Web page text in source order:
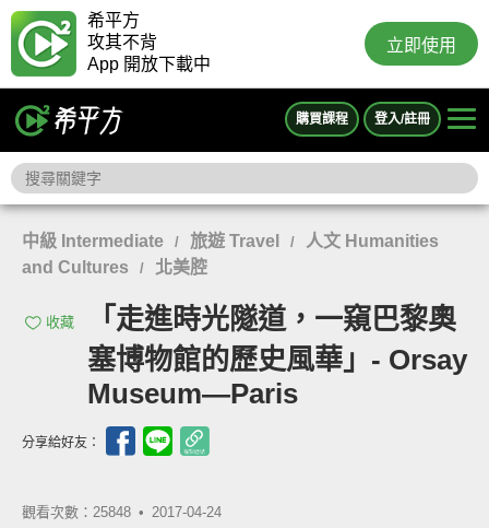
希平方
攻其不背
App 開放下載中
立即使用
購買課程 登入/註冊
中級 Intermediate / 旅遊 Travel /
人文 Humanities
and Cultures
/ 北美腔
收藏
「走進時光隧道，一窺巴黎奧
塞博物館的歷史風華」- Orsay
Museum—Paris
分享給好友：
觀看次數：25848 • 2017-04-24